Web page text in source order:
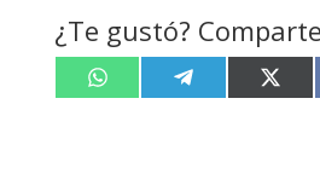
¿Te gustó?
Compartir
en
W
h
Compartir
en
e en
X
(